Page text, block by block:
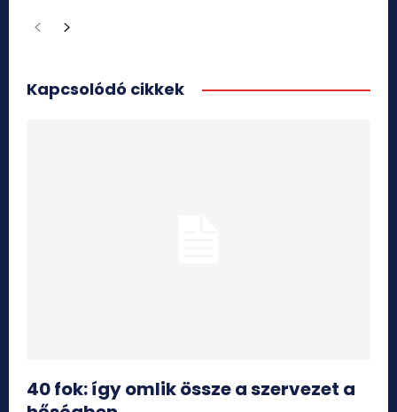
Kapcsolódó cikkek
40 fok: így omlik össze a szervezet a